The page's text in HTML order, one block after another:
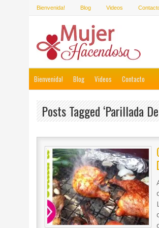
Bienvenida! Blog Videos
Bienvenida! Blog Videos Contacto
Posts Tagged ‘Parillada